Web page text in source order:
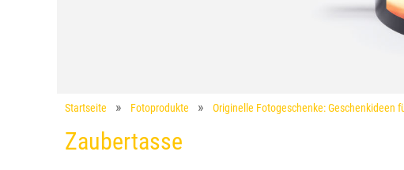
Startseite Fotoprodukte Originelle Fotogeschenke: Geschenkideen
Zaubertasse